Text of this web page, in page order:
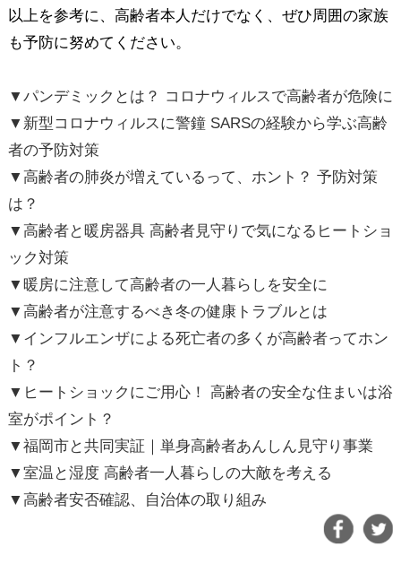
以上を参考に、高齢者本人だけでなく、ぜひ周囲の家族
も予防に努めてください。
▼パンデミックとは？ コロナウィルスで高齢者が危険に
▼新型コロナウィルスに警鐘 SARSの経験から学ぶ高齢
者の予防対策
▼高齢者の肺炎が増えているって、ホント？ 予防対策
は？
▼高齢者と暖房器具 高齢者見守りで気になるヒートショ
ック対策
▼暖房に注意して高齢者の一人暮らしを安全に
▼高齢者が注意するべき冬の健康トラブルとは
▼インフルエンザによる死亡者の多くが高齢者ってホン
ト？
▼ヒートショックにご用心！ 高齢者の安全な住まいは浴
室がポイント？
▼福岡市と共同実証｜単身高齢者あんしん見守り事業
▼室温と湿度 高齢者一人暮らしの大敵を考える
▼高齢者安否確認、自治体の取り組み